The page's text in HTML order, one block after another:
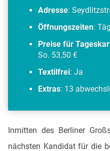
Adresse:
Öffnungszeiten:
Preise für
So. 53,50 €
Textilfrei: Ja
Extras: 13
Inmitten des Berliner
nächsten Kandidat für die